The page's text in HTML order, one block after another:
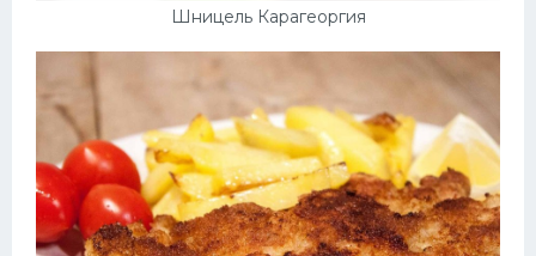
Шницель Карагеоргия